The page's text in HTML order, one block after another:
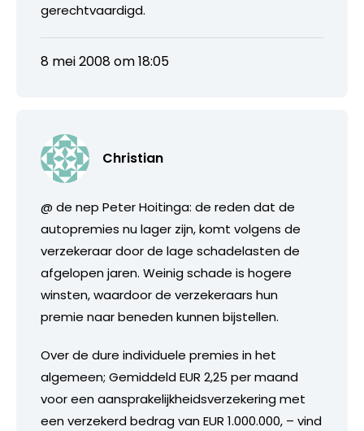
gerechtvaardigd.
8 mei 2008 om 18:05
Christian
@ de nep Peter Hoitinga: de reden dat de
autopremies nu lager zijn, komt volgens de
verzekeraar door de lage schadelasten de
afgelopen jaren. Weinig schade is hogere
winsten, waardoor de verzekeraars hun
premie naar beneden kunnen bijstellen.
Over de dure individuele premies in het
algemeen; Gemiddeld EUR 2,25 per maand
voor een aansprakelijkheidsverzekering met
een verzekerd bedrag van EUR 1.000.000, – vind